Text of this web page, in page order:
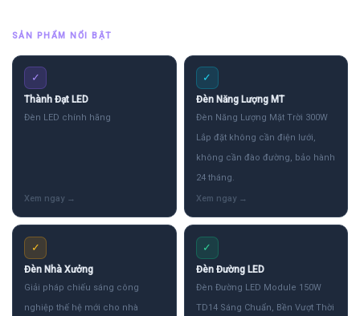
SẢN PHẨM NỔI BẬT
✓
Thành Đạt LED
Đèn LED chính hãng
✓
Đèn Năng Lượng MT
Đèn Năng Lượng Mặt Trời 300W
Lắp đặt không cần điện lưới,
không cần đào đường, bảo hành
24 tháng.
✓
Đèn Nhà Xưởng
Giải pháp chiếu sáng công
nghiệp thế hệ mới cho nhà
✓
Đèn Đường LED
Đèn Đường LED Module 150W
TD14 Sáng Chuẩn, Bền Vượt Thời